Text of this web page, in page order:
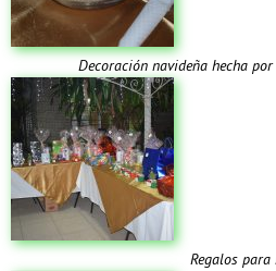
Decoración navideña hecha
Regalos